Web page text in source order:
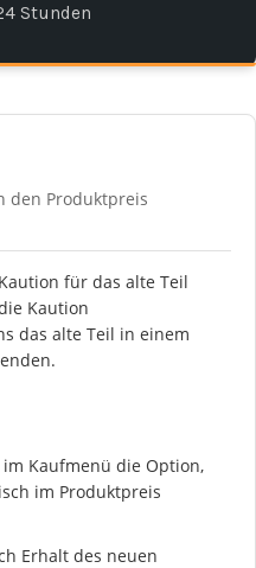
Stunden
den Produktpreis
für das alte Teil
Kaution
das alte Teil in einem
im Kaufmenü die Option,
im Produktpreis
Erhalt des neuen